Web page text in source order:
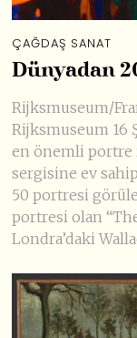
ÇAĞDAŞ SANAT
Dünyadan
Rijksmuseum/
Rijksmuseum 16
en önemli portre
sergisine ev
50 portresi
portresi olan
Londra’daki